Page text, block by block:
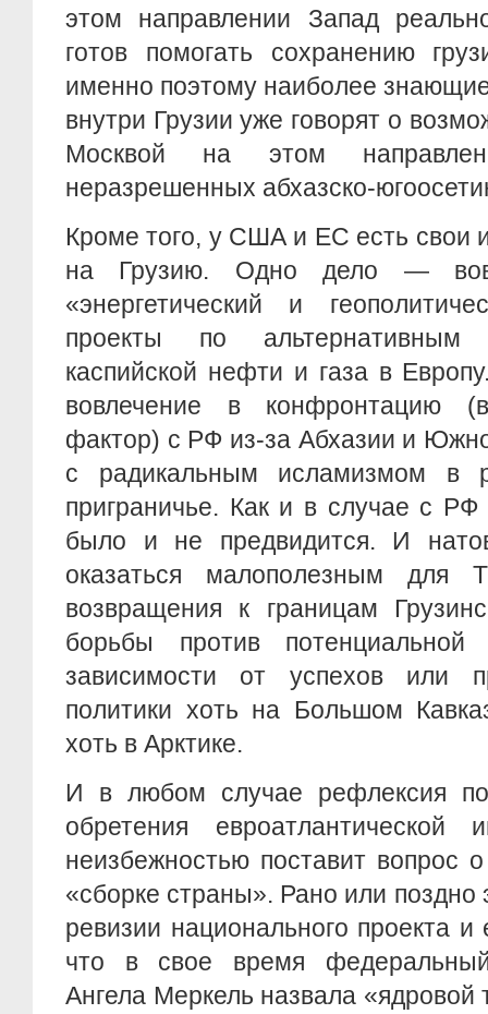
этом направлении Запад
готов помогать сохранению
именно поэтому наиболее
внутри Грузии уже говорят о
Москвой на этом
неразрешенных абхазско-
Кроме того, у США и ЕС есть свои
на Грузию. Одно дело —
«энергетический и
проекты по альтернативным
каспийской нефти и газа в
вовлечение в конфронтацию
фактор) с РФ из-за Абхазии и
с радикальным исламизмом в
приграничье. Как и в случае с РФ
было и не предвидится. И
оказаться малополезным для
возвращения к границам
борьбы против
зависимости от успехов или
политики хоть на Большом
хоть в Арктике.
И в любом случае рефлексия
обретения евроатлантической
неизбежностью поставит вопрос
«сборке страны». Рано или поздно
ревизии национального проекта и
что в свое время
Ангела Меркель назвала «ядровой